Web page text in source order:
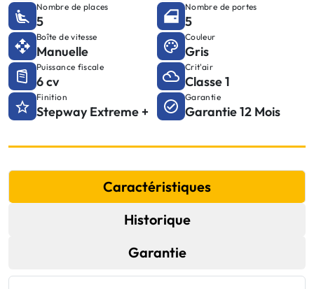
Nombre de places
5
Nombre de portes
5
Boîte de vitesse
Manuelle
Couleur
Gris
Puissance fiscale
6 cv
Crit'air
Classe 1
Finition
Stepway Extreme +
Garantie
Garantie 12 Mois
Caractéristiques
Historique
Garantie